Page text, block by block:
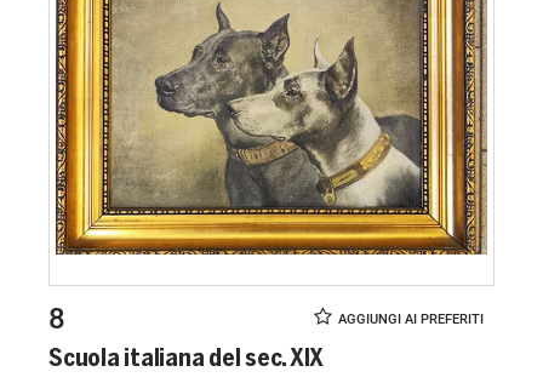
8
Scuola italiana del sec. XIX